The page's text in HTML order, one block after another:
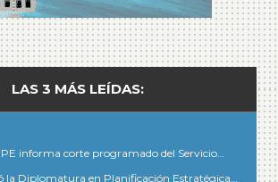
LAS 3 MÁS LEÍDAS:
informa corte programado del Servicio…
la Diplomatura en Planificación Estratégica…